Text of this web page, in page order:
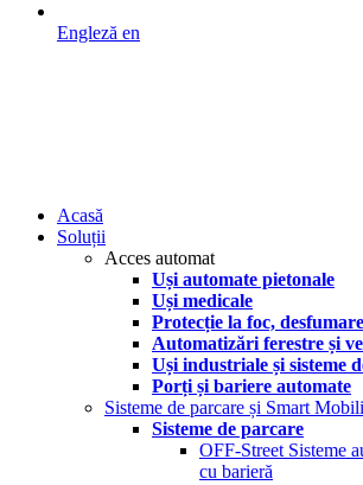
Engleză en
Acasă
Soluții
Acces automat
Uși automate pietonale
Uși medicale
Protecție la foc,
Automatizări ferestre și
Uși industriale și sisteme
Porți și bariere automate
Sisteme de parcare și Smart
Sisteme de parcare
OFF-Street Sisteme
cu barieră